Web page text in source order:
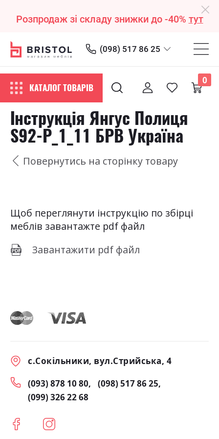
Розпродаж зі складу знижки до -40% тут
(098) 517 86 25
КАТАЛОГ ТОВАРІВ
0
Інструкція Янгус Полиця
S92-Р_1_11 БРВ Україна
Повернутись на сторінку товару
Щоб переглянути інструкцію по збірці
меблів завантажте pdf файл
Завантажити pdf файл
с.Сокільники, вул.Стрийська, 4
(093) 878 10 80
(098) 517 86 25
(099) 326 22 68